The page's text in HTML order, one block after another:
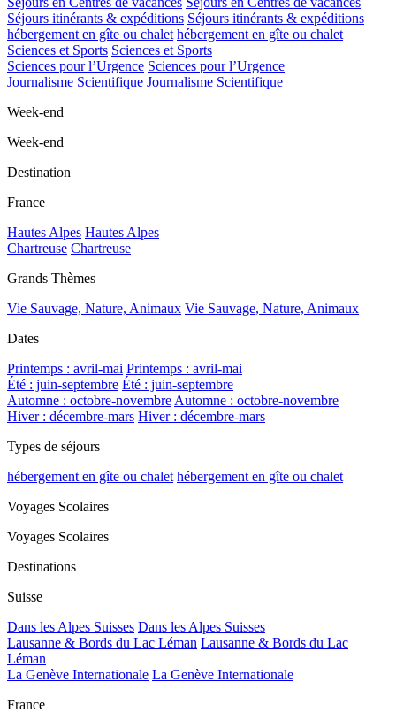
Séjours itinérants & expéditions Séjours itinérants & expéditions
hébergement en gîte ou chalet hébergement en gîte ou chalet
Sciences et Sports Sciences et Sports
Sciences pour l’Urgence Sciences pour l’Urgence
Journalisme Scientifique Journalisme Scientifique
Week-end
Week-end
Destination
France
Hautes Alpes Hautes Alpes
Chartreuse Chartreuse
Grands Thèmes
Vie Sauvage, Nature, Animaux Vie Sauvage, Nature, Animaux
Dates
Printemps : avril-mai Printemps : avril-mai
Été : juin-septembre Été : juin-septembre
Automne : octobre-novembre Automne : octobre-novembre
Hiver : décembre-mars Hiver : décembre-mars
Types de séjours
hébergement en gîte ou chalet hébergement en gîte ou chalet
Voyages Scolaires
Voyages Scolaires
Destinations
Suisse
Dans les Alpes Suisses Dans les Alpes Suisses
Lausanne & Bords du Lac Léman Lausanne & Bords du Lac
Léman
La Genève Internationale La Genève Internationale
France